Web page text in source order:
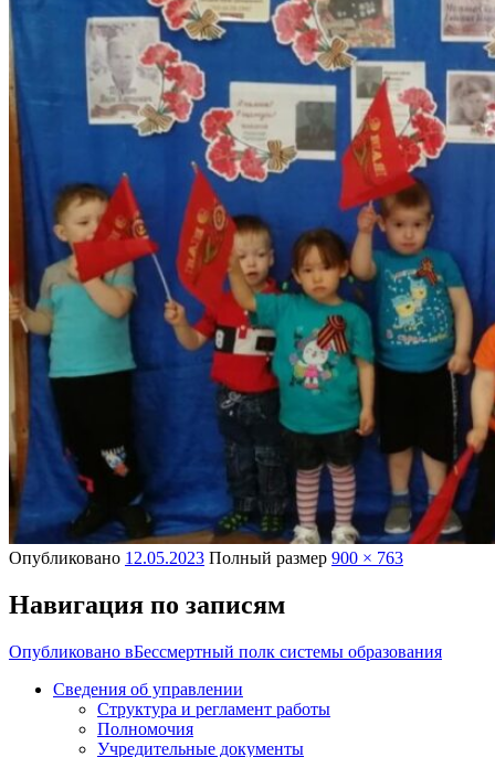
Опубликовано 12.05.2023 Полный размер 900 × 763
Навигация по записям
Опубликовано вБессмертный полк системы образования
Сведения об управлении
Структура и регламент работы
Полномочия
Учредительные документы